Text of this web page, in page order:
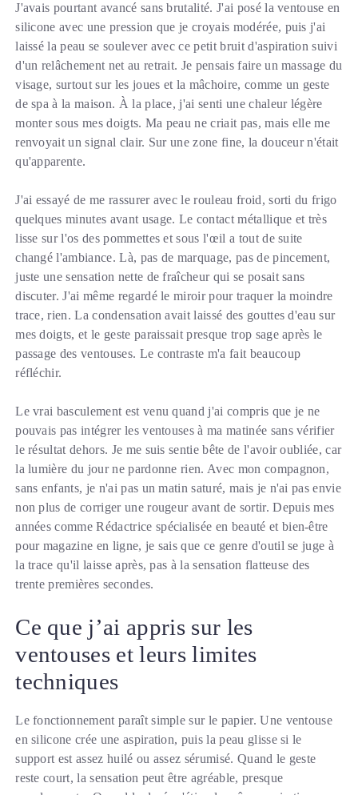
J'avais pourtant avancé sans brutalité. J'ai posé la ventouse en
silicone avec une pression que je croyais modérée, puis j'ai
laissé la peau se soulever avec ce petit bruit d'aspiration suivi
d'un relâchement net au retrait. Je pensais faire un massage du
visage, surtout sur les joues et la mâchoire, comme un geste
de spa à la maison. À la place, j'ai senti une chaleur légère
monter sous mes doigts. Ma peau ne criait pas, mais elle me
renvoyait un signal clair. Sur une zone fine, la douceur n'était
qu'apparente.
J'ai essayé de me rassurer avec le rouleau froid, sorti du frigo
quelques minutes avant usage. Le contact métallique et très
lisse sur l'os des pommettes et sous l'œil a tout de suite
changé l'ambiance. Là, pas de marquage, pas de pincement,
juste une sensation nette de fraîcheur qui se posait sans
discuter. J'ai même regardé le miroir pour traquer la moindre
trace, rien. La condensation avait laissé des gouttes d'eau sur
mes doigts, et le geste paraissait presque trop sage après le
passage des ventouses. Le contraste m'a fait beaucoup
réfléchir.
Le vrai basculement est venu quand j'ai compris que je ne
pouvais pas intégrer les ventouses à ma matinée sans vérifier
le résultat dehors. Je me suis sentie bête de l'avoir oubliée, car
la lumière du jour ne pardonne rien. Avec mon compagnon,
sans enfants, je n'ai pas un matin saturé, mais je n'ai pas envie
non plus de corriger une rougeur avant de sortir. Depuis mes
années comme Rédactrice spécialisée en beauté et bien-être
pour magazine en ligne, je sais que ce genre d'outil se juge à
la trace qu'il laisse après, pas à la sensation flatteuse des
trente premières secondes.
Ce que j’ai appris sur les
ventouses et leurs limites
techniques
Le fonctionnement paraît simple sur le papier. Une ventouse
en silicone crée une aspiration, puis la peau glisse si le
support est assez huilé ou assez sérumisé. Quand le geste
reste court, la sensation peut être agréable, presque